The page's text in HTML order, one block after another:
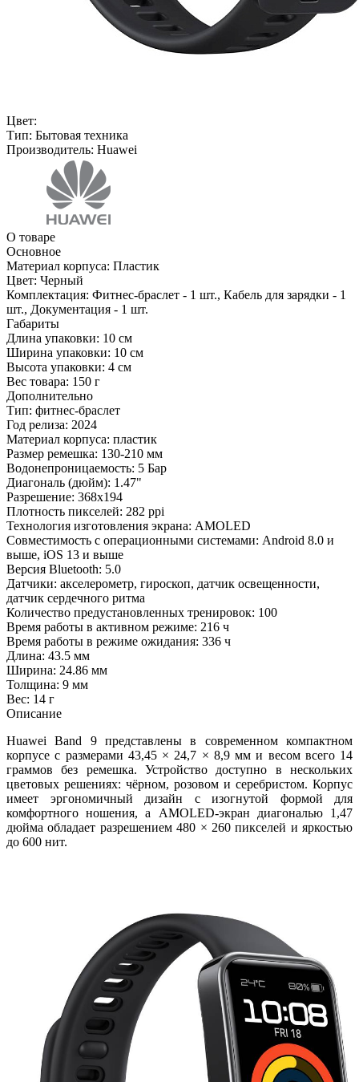
Цвет:
Тип: Бытовая техника
Производитель: Huawei
О товаре
Основное
Материал корпуса: Пластик
Цвет: Черный
Комплектация: Фитнес-браслет - 1 шт., Кабель для зарядки - 1
шт., Документация - 1 шт.
Габариты
Длина упаковки: 10 см
Ширина упаковки: 10 см
Высота упаковки: 4 см
Вес товара: 150 г
Дополнительно
Тип: фитнес-браслет
Год релиза: 2024
Материал корпуса: пластик
Размер ремешка: 130-210 мм
Водонепроницаемость: 5 Бар
Диагональ (дюйм): 1.47"
Разрешение: 368x194
Плотность пикселей: 282 ppi
Технология изготовления экрана: AMOLED
Совместимость с операционными системами: Android 8.0 и
выше, iOS 13 и выше
Версия Bluetooth: 5.0
Датчики: акселерометр, гироскоп, датчик освещенности,
датчик сердечного ритма
Количество предустановленных тренировок: 100
Время работы в активном режиме: 216 ч
Время работы в режиме ожидания: 336 ч
Длина: 43.5 мм
Ширина: 24.86 мм
Толщина: 9 мм
Вес: 14 г
Описание
Huawei Band 9 представлены в современном компактном
корпусе с размерами 43,45 × 24,7 × 8,9 мм и весом всего 14
граммов без ремешка. Устройство доступно в нескольких
цветовых решениях: чёрном, розовом и серебристом. Корпус
имеет эргономичный дизайн с изогнутой формой для
комфортного ношения, а AMOLED-экран диагональю 1,47
дюйма обладает разрешением 480 × 260 пикселей и яркостью
до 600 нит.